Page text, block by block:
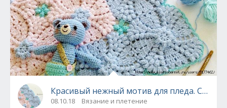
Красивый нежный мотив для пледа. Схема
08.10.18 Вязание и плетение